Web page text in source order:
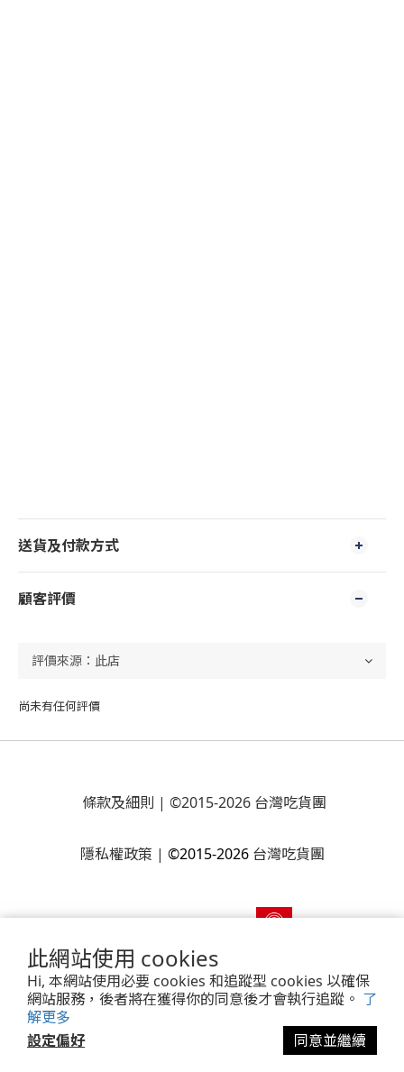
此網站使用 cookies
Hi, 本網站使用必要 cookies 和追蹤型 cookies 以確保
網站服務，後者將在獲得你的同意後才會執行追蹤。 了
解更多
設定偏好
同意並繼續
送貨及付款方式
顧客評價
尚未有任何評價
立即購買
條款及細則 | ©2015-2026 台灣吃貨團
隱私權政策 | ©2015-2026台灣吃貨團